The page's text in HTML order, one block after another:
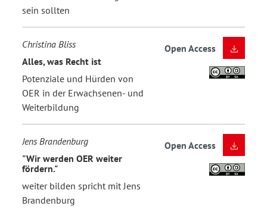
sein sollten
Christina Bliss
Alles, was Recht ist
Potenziale und Hürden von
OER in der Erwachsenen- und
Weiterbildung
Open Access
Jens Brandenburg
"Wir werden OER weiter
fördern."
weiter bilden spricht mit Jens
Brandenburg
Open Access